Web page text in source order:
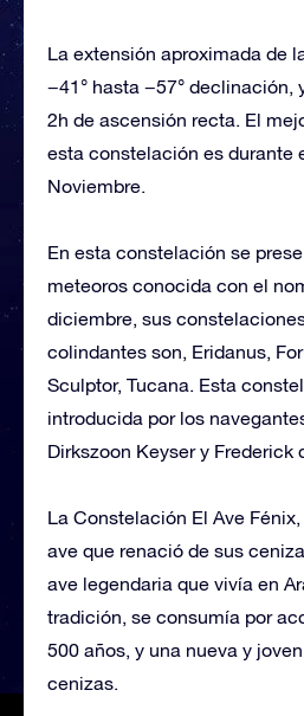
La extensión aproximada de
−41° hasta −57° declinación,
2h de ascensión recta. El
esta constelación es durante
Noviembre.
En esta constelación se
meteoros conocida con el
diciembre, sus
colindantes son, Eridanus,
Sculptor, Tucana. Esta
introducida por los
Dirkszoon Keyser y Frederick
La Constelación El Ave
ave que renació de sus
ave legendaria que vivía en
tradición, se consumía por
500 años, y una nueva y
cenizas.